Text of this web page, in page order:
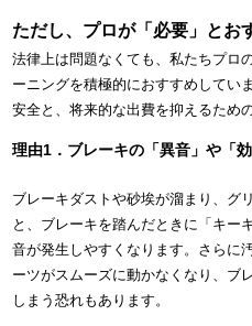
ただし、プロが「必要」とお
法律上は問題なくても、私たちプロ
ーニングを積極的におすすめしてい
安全と、将来的な出費を抑えるため
理由1．ブレーキの「異音」や「
ブレーキダストや砂埃が溜まり、グ
と、ブレーキを踏んだときに「キー
音が発生しやすくなります。さらに
ーツがスムーズに動かなくなり、ブ
しまう恐れもあります。